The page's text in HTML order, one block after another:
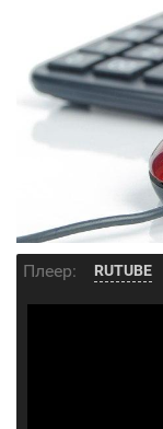
Плеер: RUTUBE